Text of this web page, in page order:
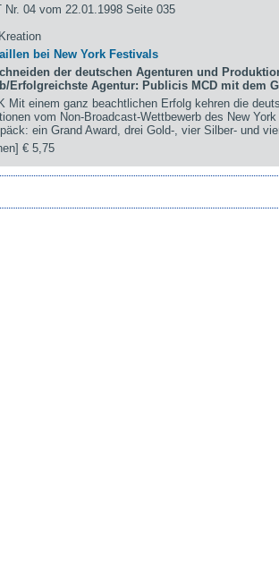
Nr. 04 vom 22.01.1998 Seite 035
bei New York Festivals
der deutschen Agenturen und
Erfolgreichste Agentur: Publicis MCD mit dem
Mit einem ganz beachtlichen Erfolg kehren die
vom Non-Broadcast-Wettbewerb des New
ein Grand Award, drei Gold-, vier Silber- und
€ 5,75